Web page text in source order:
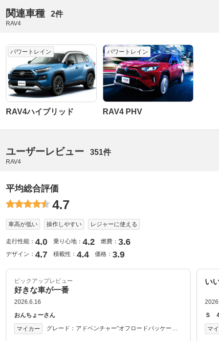
関連車種 2件
RAV4
パワートレイン
RAV4ハイブリッド
パワートレイン
RAV4 PHV
ユーザーレビュー 351件
RAV4
平均総合評価
4.7
車高が低い 操作しやすい レジャーに使える
走行性能： 4.0 乗り心地： 4.2 燃費： 3.6
デザイン： 4.7 積載性： 4.4 価格： 3.9
ピックアップレビュー
好きな車が一番
2026.6.16
おんちょーさん
マイカー
グレード： アドベンチャー“オフロードパッケー
い
Ｓ
マ